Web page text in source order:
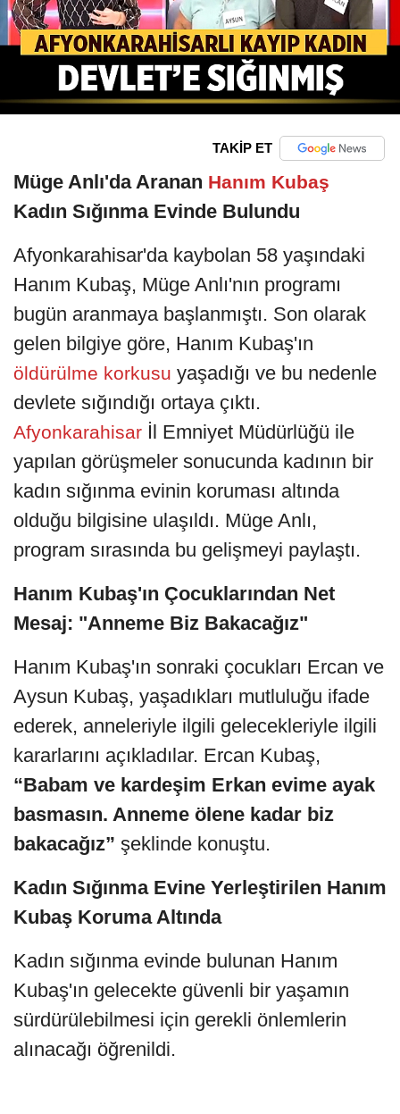
TAKİP ET
Müge Anlı'da Aranan Hanım Kubaş
Kadın Sığınma Evinde Bulundu
Afyonkarahisar'da kaybolan 58 yaşındaki
Hanım Kubaş, Müge Anlı'nın programı
bugün aranmaya başlanmıştı. Son olarak
gelen bilgiye göre, Hanım Kubaş'ın
öldürülme korkusu yaşadığı ve bu nedenle
devlete sığındığı ortaya çıktı.
Afyonkarahisar İl Emniyet Müdürlüğü ile
yapılan görüşmeler sonucunda kadının bir
kadın sığınma evinin koruması altında
olduğu bilgisine ulaşıldı. Müge Anlı,
program sırasında bu gelişmeyi paylaştı.
Hanım Kubaş'ın Çocuklarından Net
Mesaj: "Anneme Biz Bakacağız"
Hanım Kubaş'ın sonraki çocukları Ercan ve
Aysun Kubaş, yaşadıkları mutluluğu ifade
ederek, anneleriyle ilgili gelecekleriyle ilgili
kararlarını açıkladılar. Ercan Kubaş,
“Babam ve kardeşim Erkan evime ayak
basmasın. Anneme ölene kadar biz
bakacağız” şeklinde konuştu.
Kadın Sığınma Evine Yerleştirilen Hanım
Kubaş Koruma Altında
Kadın sığınma evinde bulunan Hanım
Kubaş'ın gelecekte güvenli bir yaşamın
sürdürülebilmesi için gerekli önlemlerin
alınacağı öğrenildi.